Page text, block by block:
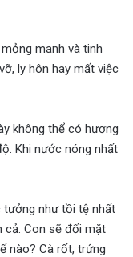
manh và tinh
ly hôn hay mất việc
không thể có hương
Khi nước nóng nhất
tưởng như tồi tệ nhất
cả. Con sẽ đối mặt
nào? Cà rốt, trứng